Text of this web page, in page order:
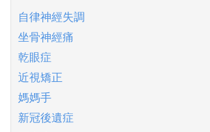
自律神經失調
坐骨神經痛
乾眼症
近視矯正
媽媽手
新冠後遺症